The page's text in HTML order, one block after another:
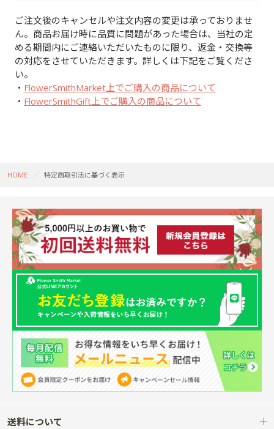
ご注文後のキャンセルや注文内容の変更は承っておりませ
ん。商品お届け時に品質に問題があった場合は、当社の定
める期間内にご連絡いただいたものに限り、返金・交換等
の対応をさせていただきます。詳しくは下記をご覧くださ
い。
・ FlowerSmithMarket上でご購入の商品について
・ FlowerSmithGift上でご購入の商品について
HOME 特定商取引法に基づく表示
送料について